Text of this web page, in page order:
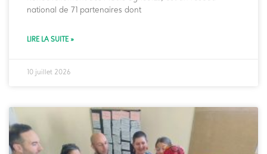
national de 71 partenaires dont
LIRE LA SUITE »
10 juillet 2026